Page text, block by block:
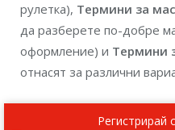
рулетка), Термини за
да разберете по-добре
оформление) и Термини
отнасят за различни
Регистрирай